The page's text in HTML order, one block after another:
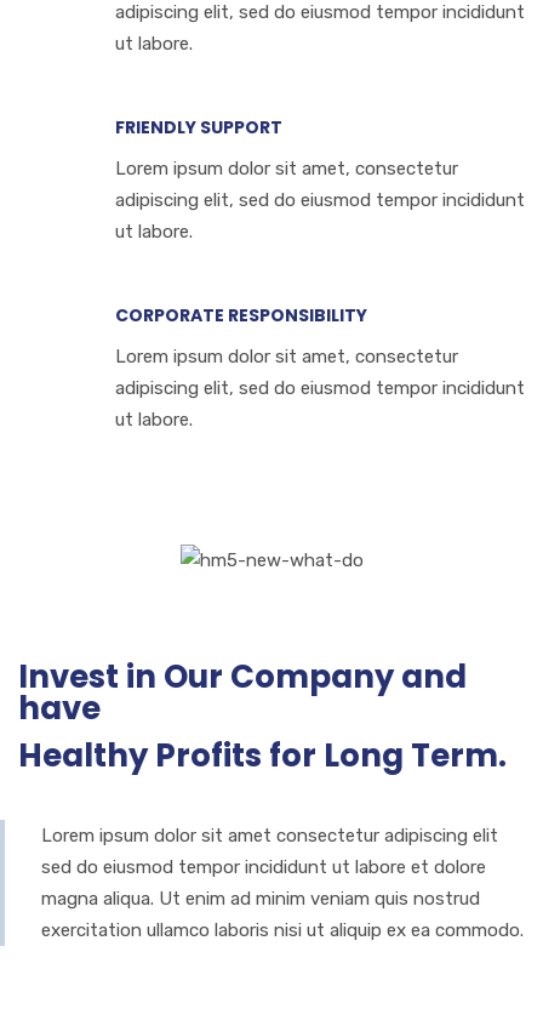
adipiscing elit, sed do eiusmod tempor incididunt
ut labore.
FRIENDLY SUPPORT
Lorem ipsum dolor sit amet, consectetur
adipiscing elit, sed do eiusmod tempor incididunt
ut labore.
CORPORATE RESPONSIBILITY
Lorem ipsum dolor sit amet, consectetur
adipiscing elit, sed do eiusmod tempor incididunt
ut labore.
Invest in Our Company and
have
Healthy Profits for Long Term.
Lorem ipsum dolor sit amet consectetur adipiscing elit
sed do eiusmod tempor incididunt ut labore et dolore
magna aliqua. Ut enim ad minim veniam quis nostrud
exercitation ullamco laboris nisi ut aliquip ex ea commodo.